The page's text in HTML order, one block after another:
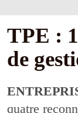
TPE :
de
quatre